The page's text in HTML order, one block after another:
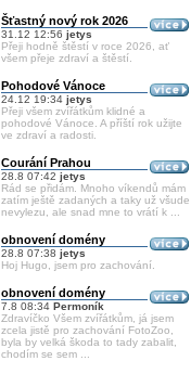
Šťastný nový rok 2026
31.12 12:56 jetys
Přeji hodně štěstí v roce 2026, ať
všem přeje zdraví a štěstí.
Pohodové Vánoce
24.12 19:34 jetys
Přeji všem zvířátkům klidné a
pohodové Vánoce. A příští rok užijte
ve zdraví a radosti.
Courání Prahou
28.8 07:42 jetys
Rád se přidám. Mnoho víkendů mám
zatím ještě zadaných a taky už všude
nevylezu, ale snad mne to vrátí k ...
obnovení domény
28.8 07:38 jetys
Hoj Hugo, jsem pro zachování.
obnovení domény
7.8 08:34 Permoník
Zdravíčko Všem zvířátkům, já jsem
zcela jistě pro zachování FotoZoo,
byla by velká škoda to tady zabalit,
chodím se sem ...